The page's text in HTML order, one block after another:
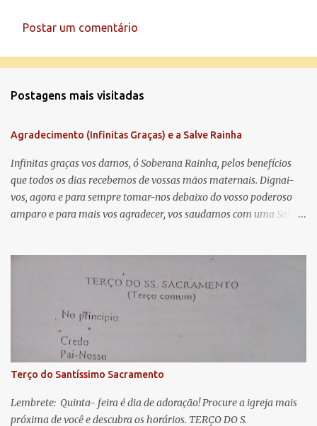
e
t
á
r
i
o
Postar um comentário
Postagens mais visitadas
Agradecimento (Infinitas Graças) e a Salve Rainha
Infinitas graças vos damos, ó Soberana Rainha, pelos benefícios
que todos os dias recebemos de vossas mãos maternais. Dignai-
vos, agora e para sempre tomar-nos debaixo do vosso poderoso
amparo e para mais vos agradecer, vos saudamos com uma Salve
lágrimas. Eia, pois, Advogada nossa, estes vossos olhos
misericordiosos a nós volvei, e depois deste desterro, mostrai-nos
Jesus. Bendito é o fruto do vosso ventre, ó clemente, ó piedosa, ó
doce e sempre Virgem Maria. Rogai por nós Santa Mãe de Deus.
Para que sejamos dignos das promessas de Cristo. Amém.
Terço do Santíssimo Sacramento
Lembrete: Quinta- feira é dia de adoração! Procure a igreja mais
próxima de você e descubra os horários. TERÇO DO S.